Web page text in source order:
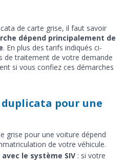
de carte grise, il faut savoir
dépend principalement de
. En plus des tarifs indiqués ci-
de traitement de votre demande
si vous confiez ces démarches
pour une
grise pour une voiture dépend
de votre véhicule.
le système SIV : si votre